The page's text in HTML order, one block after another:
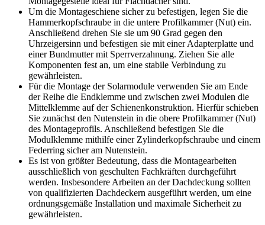
Um die Montageschiene sicher zu befestigen, legen Sie die
Hammerkopfschraube in die untere Profilkammer (Nut) ein.
Anschließend drehen Sie sie um 90 Grad gegen den
Uhrzeigersinn und befestigen sie mit einer Adapterplatte und
einer Bundmutter mit Sperrverzahnung. Ziehen Sie alle
Komponenten fest an, um eine stabile Verbindung zu
gewährleisten.
Für die Montage der Solarmodule verwenden Sie am Ende
der Reihe die Endklemme und zwischen zwei Modulen die
Mittelklemme auf der Schienenkonstruktion. Hierfür schieben
Sie zunächst den Nutenstein in die obere Profilkammer (Nut)
des Montageprofils. Anschließend befestigen Sie die
Modulklemme mithilfe einer Zylinderkopfschraube und einem
Federring sicher am Nutenstein.
Es ist von größter Bedeutung, dass die Montagearbeiten
ausschließlich von geschulten Fachkräften durchgeführt
werden. Insbesondere Arbeiten an der Dachdeckung sollten
von qualifizierten Dachdeckern ausgeführt werden, um eine
ordnungsgemäße Installation und maximale Sicherheit zu
gewährleisten.